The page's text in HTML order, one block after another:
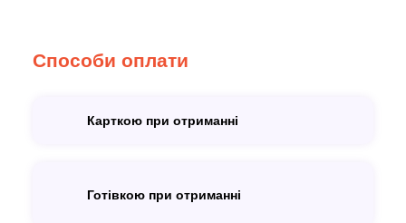
Способи оплати
Карткою при отриманні
Готівкою при отриманні